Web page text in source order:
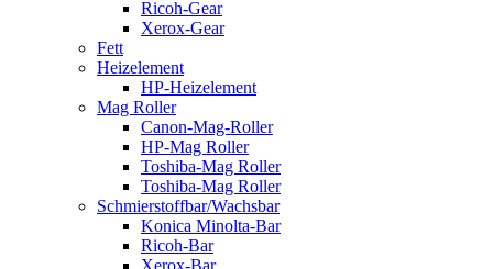
Ricoh-Gear
Xerox-Gear
Fett
Heizelement
HP-Heizelement
Mag Roller
Canon-Mag-Roller
HP-Mag Roller
Toshiba-Mag Roller
Toshiba-Mag Roller
Schmierstoffbar/Wachsbar
Konica Minolta-Bar
Ricoh-Bar
Xerox-Bar